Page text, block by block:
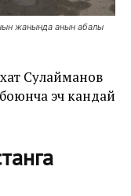
жанында анын абалы
Сулайманов
эч кандай